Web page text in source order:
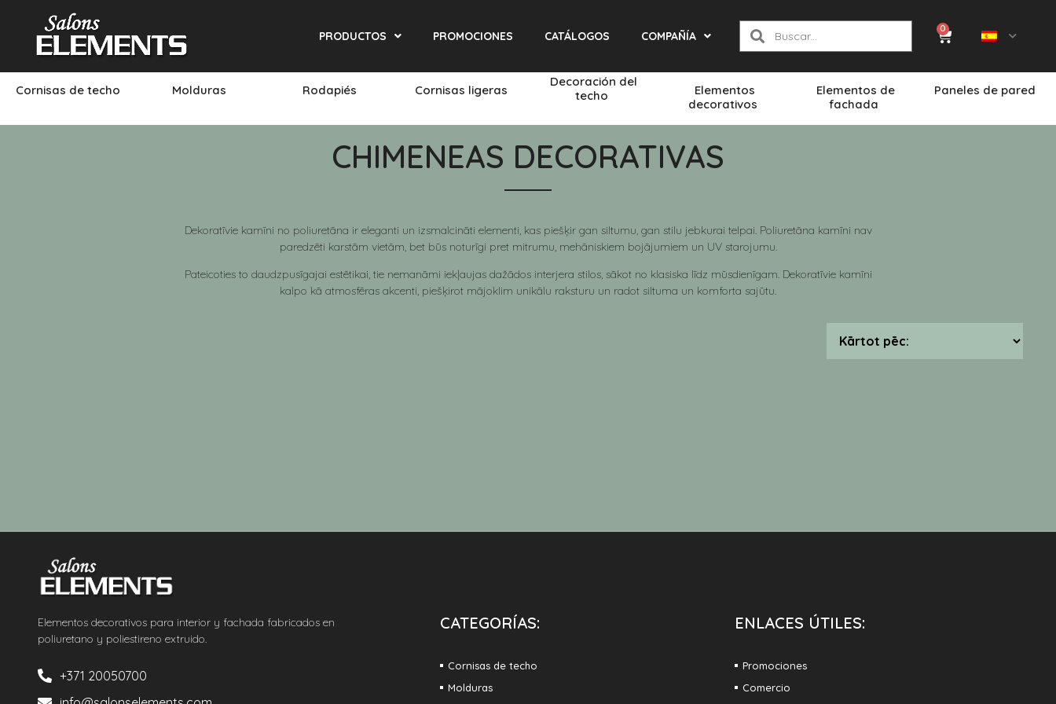
PRODUCTOS PROMOCIONES CATÁLOGOS COMPAÑÍA
0
Cornisas de techo Molduras Rodapiés Cornisas ligeras
Decoración del
techo
Elementos
decorativos
Elementos de
fachada
Paneles de pared
CHIMENEAS DECORATIVAS
Dekoratīvie kamīni no poliuretāna ir eleganti un izsmalcināti elementi, kas piešķir gan siltumu, gan stilu jebkurai telpai. Poliuretāna kamīni nav
paredzēti karstām vietām, bet būs noturīgi pret mitrumu, mehāniskiem bojājumiem un UV starojumu.
Pateicoties to daudzpusīgajai estētikai, tie nemanāmi iekļaujas dažādos interjera stilos, sākot no klasiska līdz mūsdienīgam. Dekoratīvie kamīni
kalpo kā atmosfēras akcenti, piešķirot mājoklim unikālu raksturu un radot siltuma un komforta sajūtu.
Elementos decorativos para interior y fachada fabricados en
poliuretano y poliestireno extruido.
+371 20050700
CATEGORÍAS:
Cornisas de techo
Molduras
ENLACES ÚTILES:
Promociones
Comercio